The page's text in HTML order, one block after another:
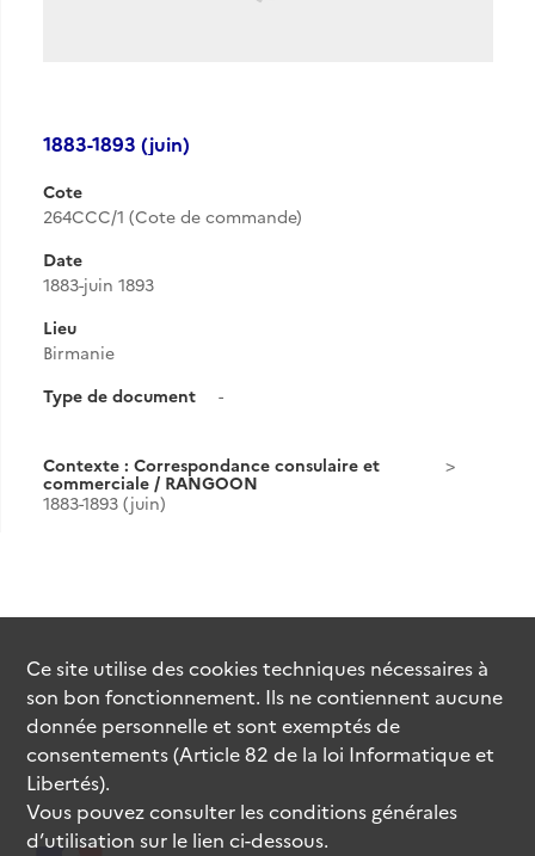
1883-1893 (juin)
Cote
264CCC/1 (Cote de commande)
Date
1883-juin 1893
Lieu
Birmanie
Type de document
-
Contexte : Correspondance consulaire et
commerciale / RANGOON
1883-1893 (juin)
Ce site utilise descookiestechniques nécessaires à
son bon fonctionnement. Ils ne contiennent aucune
donnée personnelle et sont exemptés de
consentements (Article 82 de la loi Informatique et
Libertés).
Vous pouvez consulter les conditions générales
d’utilisation sur le lien ci-dessous.